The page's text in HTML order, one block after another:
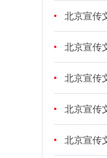
北京宣传
北京宣传
北京宣传
北京宣传
北京宣传